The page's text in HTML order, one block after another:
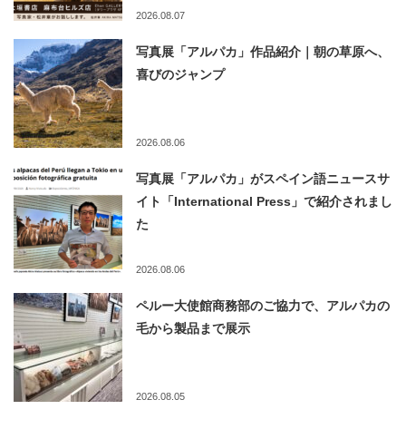
2026.08.07
写真展「アルパカ」作品紹介｜朝の草原へ、
喜びのジャンプ
2026.08.06
写真展「アルパカ」がスペイン語ニュースサ
イト「International Press」で紹介されまし
た
2026.08.06
ペルー大使館商務部のご協力で、アルパカの
毛から製品まで展示
2026.08.05